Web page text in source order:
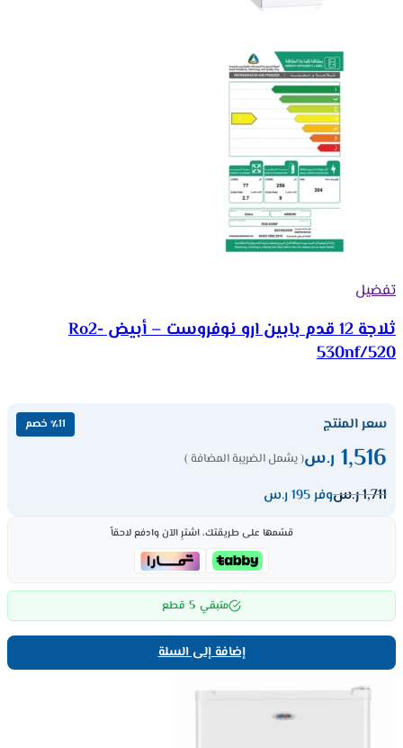
تفضيل
ثلاجة 12 قدم بابين ارو نوفروست – أبيض Ro2-
530nf/520
سعر المنتج ٪11 خصم
1,516 ر.س( يشمل الضريبة المضافة )
1,711ر.سوفر 195 ر.س
قسّمها على طريقتك، اشترِ الآن وادفع لاحقاً
متبقي 5 قطع
إضافة إلى السلة